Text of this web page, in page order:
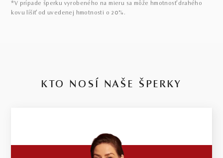
*V prípade šperku vyrobeného na mieru sa môže hmotnosť drahého
kovu líšiť od uvedenej hmotnosti o 20%.
KTO NOSÍ NAŠE ŠPERKY